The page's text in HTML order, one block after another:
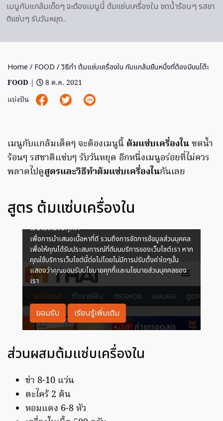
เมนูกับแกล้มเด็ดๆ จะต้องเมนูนี้ ต้มแซ่บเครื่องใน ซดน้ำร้อนๆ รสชา
ติแซ่บๆ รับวันหยุด..
Home / FOOD / วิธีทำ ต้มแซ่บเครื่องใน กับแกล้มยืนหนึ่งที่ต้องมีบนโต๊ะ
FOOD |
8 ต.ค. 2021
แบ่งปัน
เมนูกับแกล้มเด็ดๆ จะต้องเมนูนี้ ต้มแซ่บเครื่องในซดน้ำ
ร้อนๆ รสชาติแซ่บๆ รับวันหยุด อีกหนึ่งเมนูอร่อยที่ไม่ควร
พลาดไปดูสูตรและวิธีทำต้มแซ่บเครื่องในกันเลย
สูตร ต้มแซ่บเครื่องใน
ส่วนผสมต้มแซ่บเครื่องใน
ข่า 8-10 แว่น
ตะไคร้ 2 ต้น
หอมแดง 6-8 หัว